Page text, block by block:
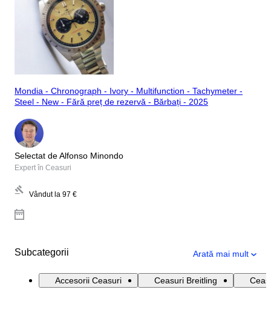
Mondia - Chronograph - Ivory - Multifunction - Tachymeter -
Steel - New - Fără preț de rezervă - Bărbați - 2025
Selectat de Alfonso Minondo
Expert în Ceasuri
Vândut la 97 €
Subcategorii Arată mai mult
Accesorii Ceasuri Ceasuri Breitling